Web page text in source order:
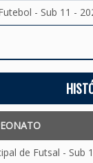
- Sub 11 -
de Futsal - Sub